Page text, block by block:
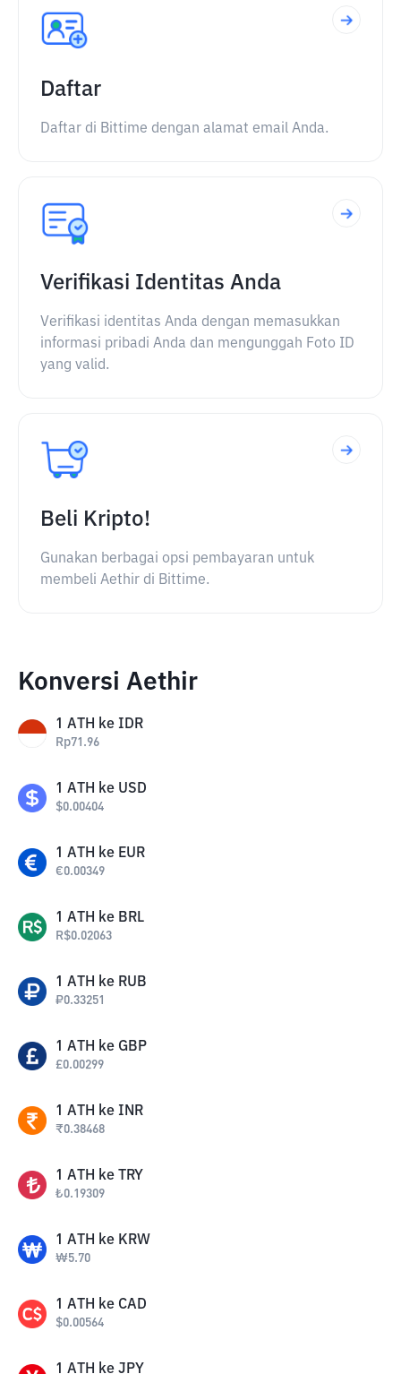
Daftar
Daftar di Bittime dengan alamat email Anda.
Verifikasi Identitas Anda
Verifikasi identitas Anda dengan memasukkan
informasi pribadi Anda dan mengunggah Foto ID
yang valid.
Beli Kripto!
Gunakan berbagai opsi pembayaran untuk
membeli Aethir di Bittime.
Konversi Aethir
1 ATH ke IDR
Rp71.96
1 ATH ke USD
$0.00404
1 ATH ke EUR
€0.00349
1 ATH ke BRL
R$0.02063
1 ATH ke RUB
₽0.33251
1 ATH ke GBP
£0.00299
1 ATH ke INR
₹0.38468
1 ATH ke TRY
₺0.19309
1 ATH ke KRW
₩5.70
1 ATH ke CAD
$0.00564
1 ATH ke JPY